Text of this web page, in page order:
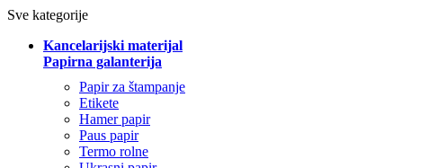
Sve kategorije
Kancelarijski materijal
Papirna galanterija
Papir za štampanje
Etikete
Hamer papir
Paus papir
Termo rolne